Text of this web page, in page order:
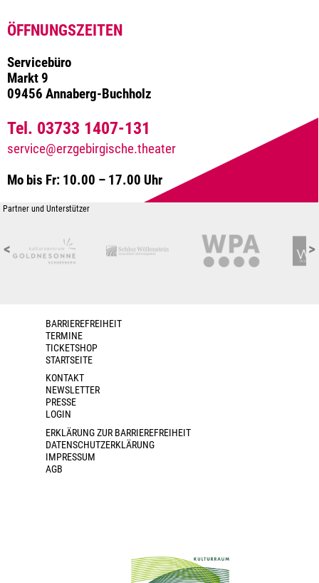
ÖFFNUNGSZEITEN
Servicebüro
Markt 9
09456 Annaberg-Buchholz
Tel. 03733 1407-131
service@erzgebirgische.theater
Mo bis Fr: 10.00 – 17.00 Uhr
Partner und Unterstützer
< >
BARRIEREFREIHEIT
TERMINE
TICKETSHOP
STARTSEITE
KONTAKT
NEWSLETTER
PRESSE
LOGIN
ERKLÄRUNG ZUR BARRIEREFREIHEIT
DATENSCHUTZERKLÄRUNG
IMPRESSUM
AGB